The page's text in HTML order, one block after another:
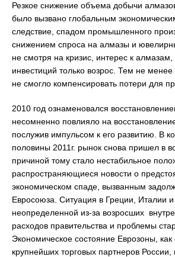
Резкое снижение объема добычи
было вызвано глобальным
следствие, спадом промышленного
снижением спроса на алмазы и
не смотря на кризис, интерес к алмазам,
инвестиций только возрос. Тем не менее
не смогло компенсировать потери для
2010 год ознаменовался
несомненно повлияло на
послужив импульсом к его развитию. В
половины 2011г. рынок снова пришел в
причиной тому стало нестабильное
распространяющиеся новости о
экономическом спаде, вызванным
Евросоюза. Ситуация в Греции, Италии
неопределенной из-за возросших
расходов правительства и проблемы
Экономическое состояние Еврозоны, как
крупнейших торговых партнеров России,